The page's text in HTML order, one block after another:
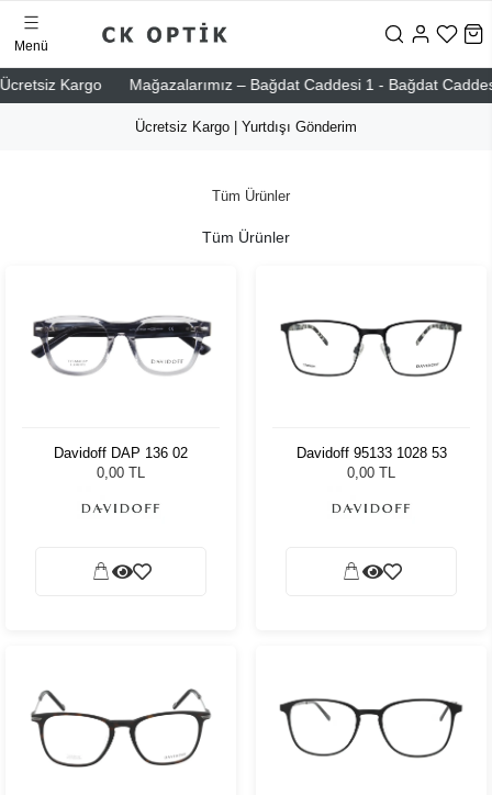
Kargo Mağazalarımız – Bağdat Caddesi 1 - Bağdat Caddesi 2
Menü
Ücretsiz Kargo | Yurtdışı Gönderim
Tüm Ürünler
Tüm Ürünler
Davidoff DAP 136 02
0,00 TL
Davidoff 95133 1028 53
0,00 TL